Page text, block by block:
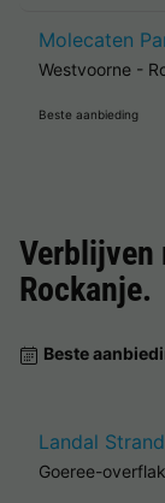
Molecaten
Westvoorne -
Beste aanbieding
Verblijven
Rockanje.
Beste
Landal
Goeree-